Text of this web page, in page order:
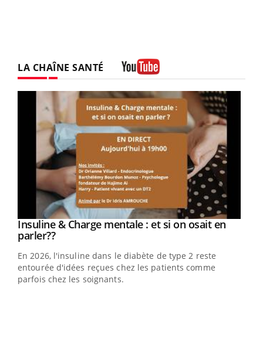
LA CHAÎNE SANTÉ
Youtube
Insuline & Charge mentale : et si on osait en
parler??Youtube
En 2026, l'insuline dans le diabète de type 2 reste
entourée d'idées reçues chez les patients comme
parfois chez les soignants.